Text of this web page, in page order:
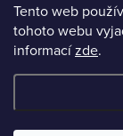
Tento web
tohoto webu
informacízde.
Informace pro
Přijímáme